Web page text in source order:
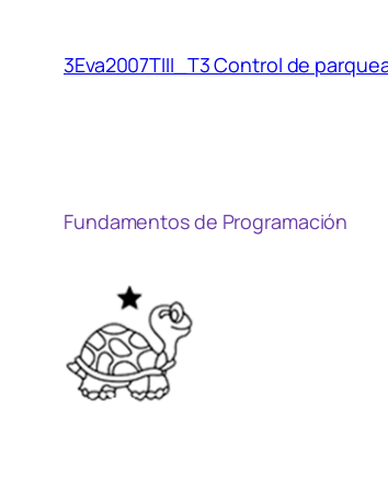
3Eva2007TIII_T3 Control de
Fundamentos de Programación